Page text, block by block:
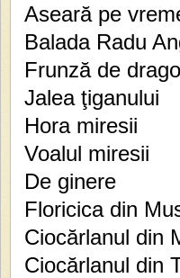
Aseară pe
Balada Radu
Frunză de
Jalea ţiganului
Hora miresii
Voalul miresii
De ginere
Floricica din
Ciocărlanul din
Ciocărlanul din